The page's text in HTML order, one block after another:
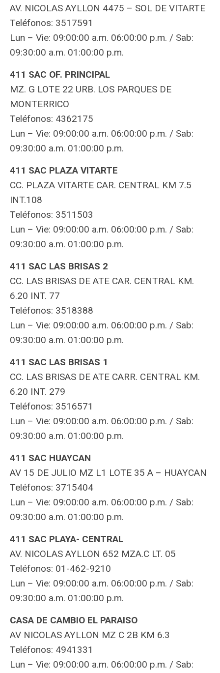
AV. NICOLAS AYLLON 4475 – SOL DE VITARTE
Teléfonos: 3517591
Lun – Vie: 09:00:00 a.m. 06:00:00 p.m. / Sab:
09:30:00 a.m. 01:00:00 p.m.
411 SAC OF. PRINCIPAL
MZ. G LOTE 22 URB. LOS PARQUES DE
MONTERRICO
Teléfonos: 4362175
Lun – Vie: 09:00:00 a.m. 06:00:00 p.m. / Sab:
09:30:00 a.m. 01:00:00 p.m.
411 SAC PLAZA VITARTE
CC. PLAZA VITARTE CAR. CENTRAL KM 7.5
INT.108
Teléfonos: 3511503
Lun – Vie: 09:00:00 a.m. 06:00:00 p.m. / Sab:
09:30:00 a.m. 01:00:00 p.m.
411 SAC LAS BRISAS 2
CC. LAS BRISAS DE ATE CAR. CENTRAL KM.
6.20 INT. 77
Teléfonos: 3518388
Lun – Vie: 09:00:00 a.m. 06:00:00 p.m. / Sab:
09:30:00 a.m. 01:00:00 p.m.
411 SAC LAS BRISAS 1
CC. LAS BRISAS DE ATE CARR. CENTRAL KM.
6.20 INT. 279
Teléfonos: 3516571
Lun – Vie: 09:00:00 a.m. 06:00:00 p.m. / Sab:
09:30:00 a.m. 01:00:00 p.m.
411 SAC HUAYCAN
AV 15 DE JULIO MZ L1 LOTE 35 A – HUAYCAN
Teléfonos: 3715404
Lun – Vie: 09:00:00 a.m. 06:00:00 p.m. / Sab:
09:30:00 a.m. 01:00:00 p.m.
411 SAC PLAYA- CENTRAL
AV. NICOLAS AYLLON 652 MZA.C LT. 05
Teléfonos: 01-462-9210
Lun – Vie: 09:00:00 a.m. 06:00:00 p.m. / Sab:
09:30:00 a.m. 01:00:00 p.m.
CASA DE CAMBIO EL PARAISO
AV NICOLAS AYLLON MZ C 2B KM 6.3
Teléfonos: 4941331
Lun – Vie: 09:00:00 a.m. 06:00:00 p.m. / Sab: